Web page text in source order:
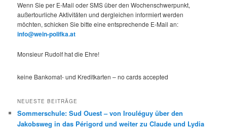
Wenn Sie per E-Mail oder SMS über den Wochenschwerpunkt,
außertourliche Aktivitäten und dergleichen informiert werden
möchten, schicken Sie bitte eine entsprechende E-Mail an:
info@wein-polifka.at
Monsieur Rudolf hat die Ehre!
keine Bankomat- und Kreditkarten – no cards accepted
NEUESTE BEITRÄGE
Sommerschule: Sud Ouest – von Irouléguy über den
Jakobsweg in das Périgord und weiter zu Claude und Lydia